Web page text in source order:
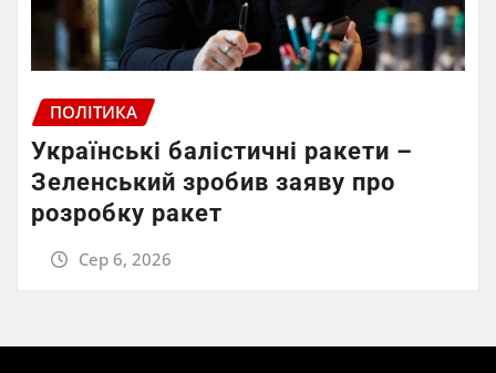
ПОЛІТИКА
Українські балістичні ракети –
Зеленський зробив заяву про
розробку ракет
Сер 6, 2026